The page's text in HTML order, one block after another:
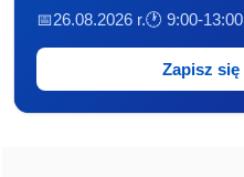
📅26.08.2026 r.🕐 9:00-13:00
Zapisz się